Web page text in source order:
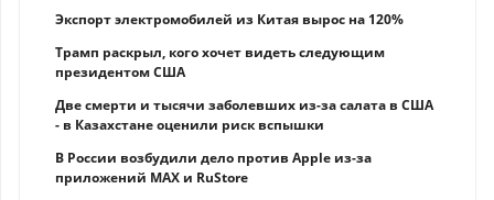
Экспорт электромобилей из Китая вырос на 120%
Трамп раскрыл, кого хочет видеть следующим
президентом США
Две смерти и тысячи заболевших из-за салата в США
- в Казахстане оценили риск вспышки
В России возбудили дело против Apple из-за
приложений MAX и RuStore